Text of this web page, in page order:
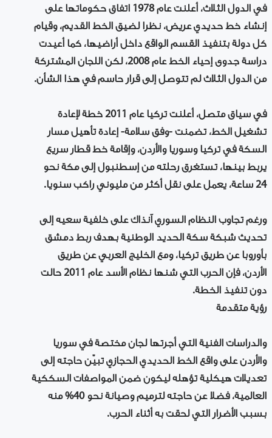
في الدول الثلاث، أعلنت عام 1978 اتفاق حكوماتها على
إنشاء خط حديدي عريض، نظرا لضيق الخط القديم، وقيام
كل دولة بتنفيذ القسم الواقع داخل أراضيها، كما أعيدت
دراسة جدوى إحياء الخط عام 2008، لكن اللجان المشتركة
من الدول الثلاث لم تتوصل إلى قرار حاسم في هذا الشأن.
في سياق متصل، أعلنت تركيا عام 2011 خطة لإعادة
تشغيل الخط، تضمنت -وفق سلامة- إعادة تأهيل مسار
السكة في تركيا وسوريا والأردن، وإقامة خط قطار سريع
يربط بينها، تستغرق رحلته من إسطنبول إلى مكة نحو
24 ساعة، يعمل على نقل أكثر من مليوني راكب سنويا.
ورغم تجاوب النظام السوري آنذاك على خلفية سعيه إلى
تحديث شبكة سكة الحديد الوطنية بهدف ربط دمشق
بأوروبا عن طريق تركيا، ومع الخليج العربي عن طريق
الأردن، فإن الحرب التي شنها نظام الأسد عام 2011 حالت
دون تنفيذ الخطة.
رؤية متقدمة
والدراسات الفنية التي أجرتها لجان مختصة في سوريا
والأردن على واقع الخط الحديدي الحجازي تبيّن حاجته إلى
تعديلات هيكلية تؤهله ليكون ضمن المواصفات السككية
العالمية، فضلا عن حاجته لترميم وصيانة نحو 40% منه
بسبب الأضرار التي لحقت به أثناء الحرب.